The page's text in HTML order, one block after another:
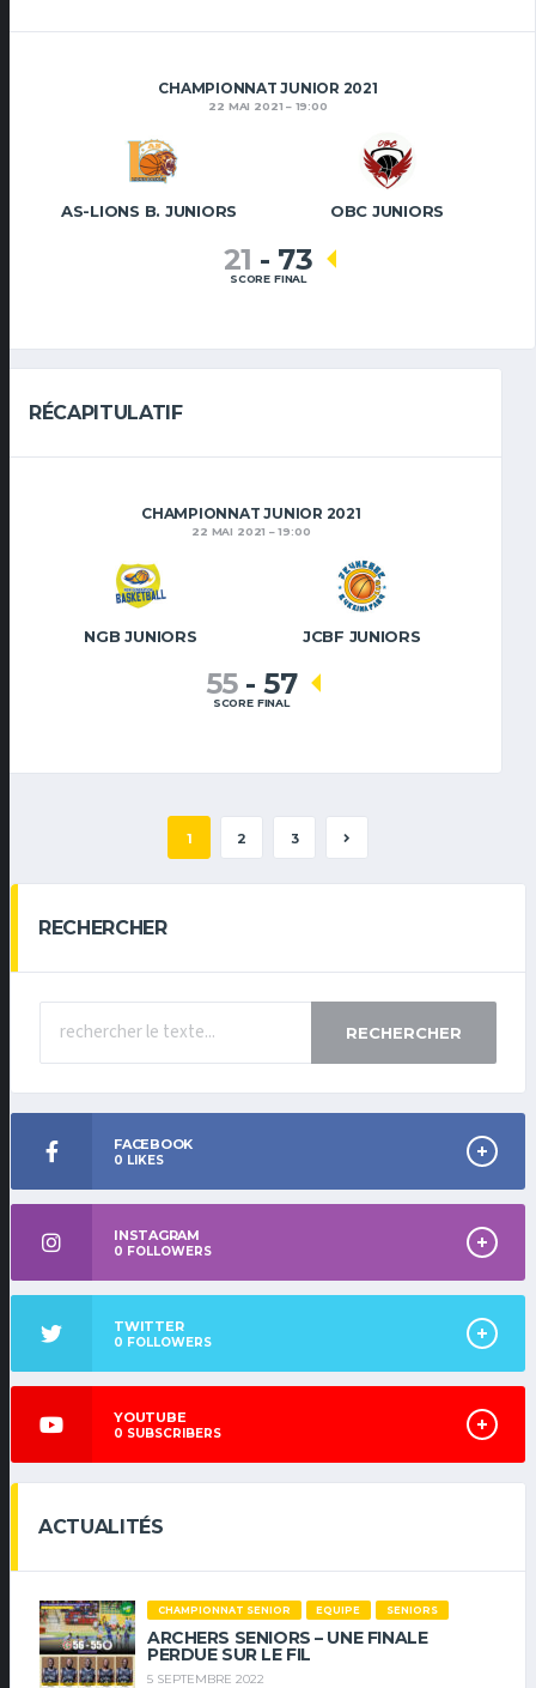
CHAMPIONNAT JUNIOR 2021
22 MAI 2021 19:00
AS-LIONS B. JUNIORS OBC JUNIORS
21 - 73
SCORE FINAL
RÉCAPITULATIF
CHAMPIONNAT JUNIOR 2021
22 MAI 2021 19:00
NGB JUNIORS JCBF JUNIORS
55 - 57
SCORE FINAL
1 2 3
RECHERCHER
RECHERCHER
FACEBOOK
0 LIKES
INSTAGRAM
0 FOLLOWERS
TWITTER
0 FOLLOWERS
YOUTUBE
0 SUBSCRIBERS
ACTUALITÉS
CHAMPIONNAT SENIOR EQUIPE SENIORS
ARCHERS SENIORS – UNE FINALE
PERDUE SUR LE FIL
5 SEPTEMBRE 2022